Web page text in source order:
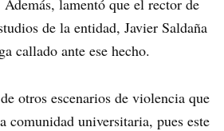
de la entidad, Javier Saldaña
callado ante ese hecho.
otros escenarios de violencia que
comunidad universitaria, pues este